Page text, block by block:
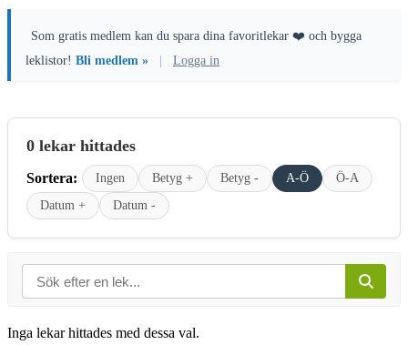
Som gratis medlem kan du spara dina favoritlekar ❤️ och bygga
leklistor! Bli medlem » Logga in
0 lekar hittades
Sortera: Ingen Betyg + Betyg - A-Ö
Ö-A
Datum +
Datum -
Inga lekar hittades med dessa val.